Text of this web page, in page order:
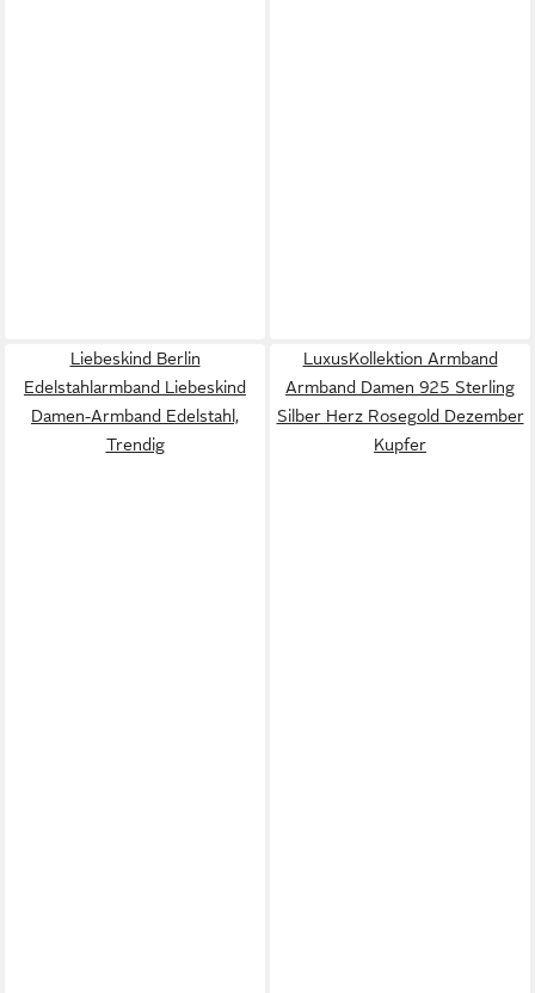
Liebeskind Berlin
Edelstahlarmband Liebeskind
Damen-Armband Edelstahl,
Trendig
LuxusKollektion Armband
Armband Damen 925 Sterling
Silber Herz Rosegold Dezember
Kupfer